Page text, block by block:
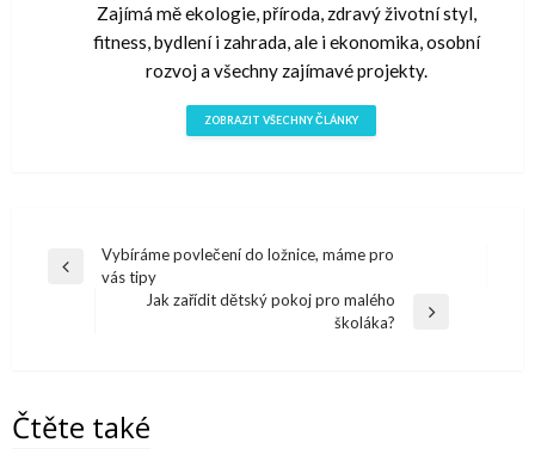
Zajímá mě ekologie, příroda, zdravý životní styl,
fitness, bydlení i zahrada, ale i ekonomika, osobní
rozvoj a všechny zajímavé projekty.
ZOBRAZIT VŠECHNY ČLÁNKY
Navigace
Předchazí
Vybíráme povlečení do ložnice, máme pro
vás tipy
Jak zařídit dětský pokoj pro malého
školáka?
Čtěte také